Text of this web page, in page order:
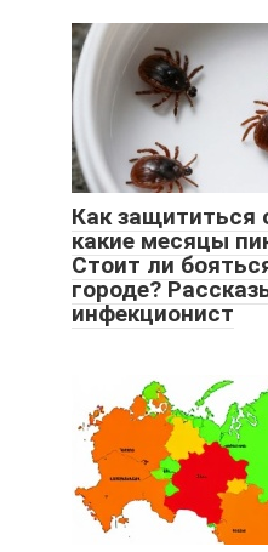
Как защититься
какие месяцы
Стоит ли
городе?
инфекционист